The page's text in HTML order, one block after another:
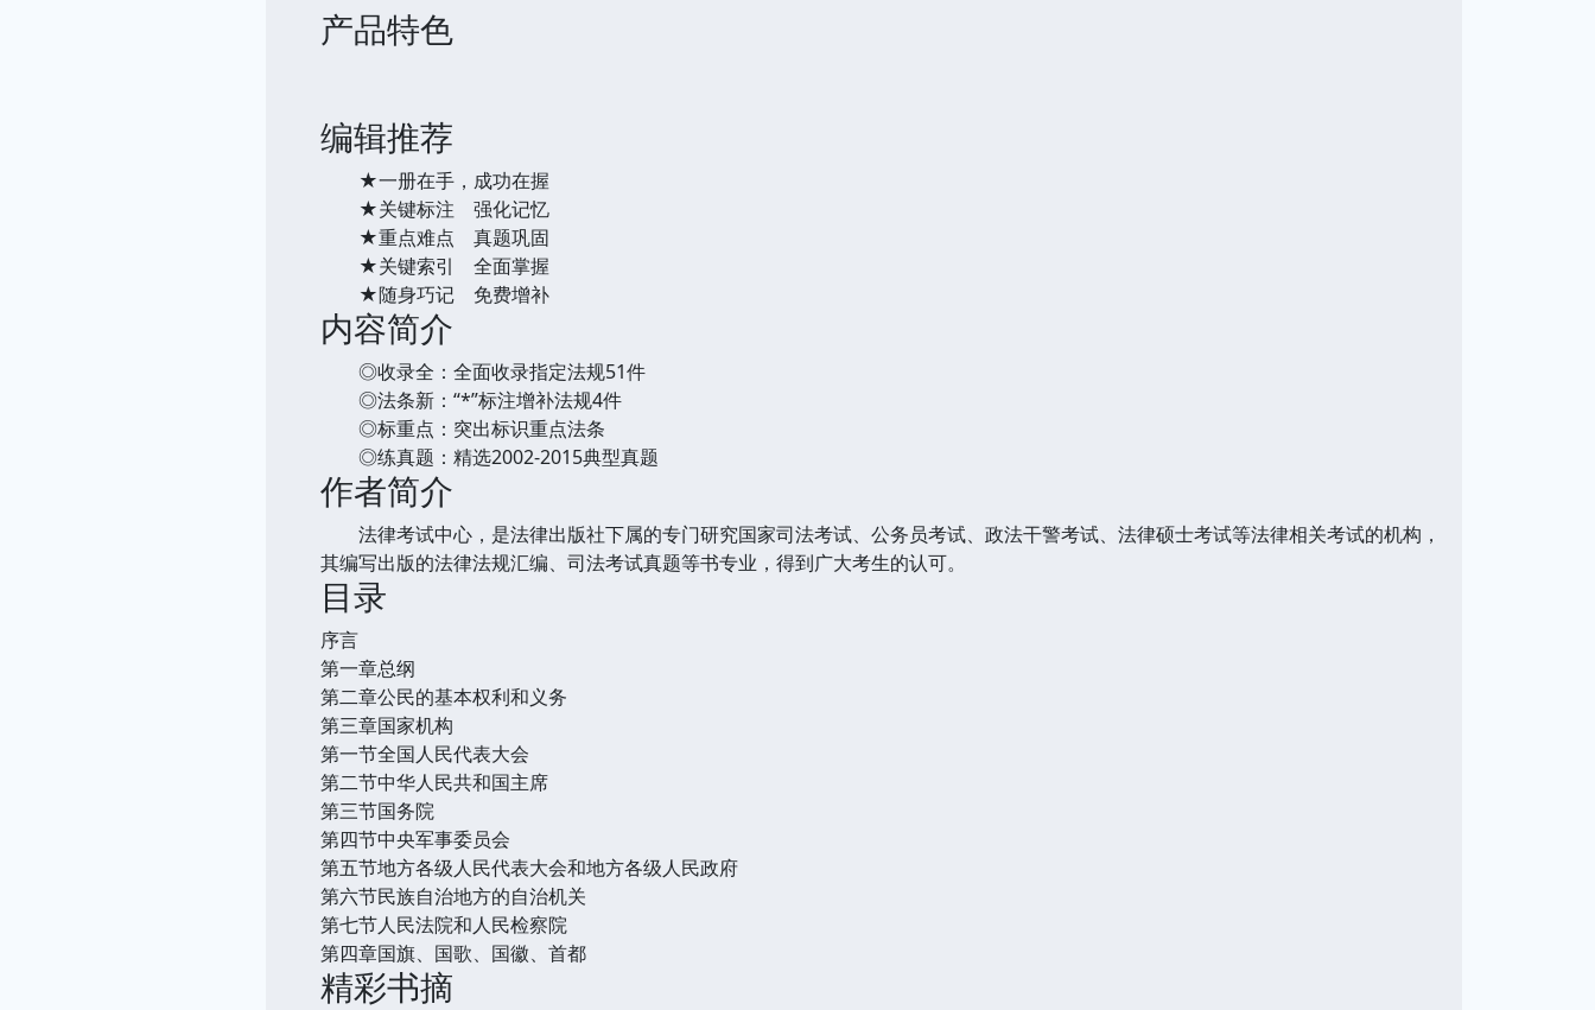
产品特色
编辑推荐
★一册在手，成功在握
★关键标注 强化记忆
★重点难点 真题巩固
★关键索引 全面掌握
★随身巧记 免费增补
内容简介
◎收录全：全面收录指定法规51件
◎法条新：“*”标注增补法规4件
◎标重点：突出标识重点法条
◎练真题：精选2002-2015典型真题
作者简介
法律考试中心，是法律出版社下属的专门研究国家司法考试、公务员考试、政法干警考试、法律硕士考试等法律相关考试的机构，
其编写出版的法律法规汇编、司法考试真题等书专业，得到广大考生的认可。
目录
序言
第一章总纲
第二章公民的基本权利和义务
第三章国家机构
第一节全国人民代表大会
第二节中华人民共和国主席
第三节国务院
第四节中央军事委员会
第五节地方各级人民代表大会和地方各级人民政府
第六节民族自治地方的自治机关
第七节人民法院和人民检察院
第四章国旗、国歌、国徽、首都
精彩书摘